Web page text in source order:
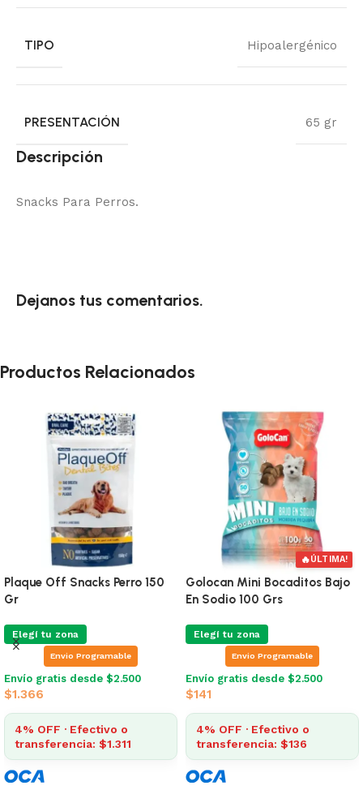
TIPO Hipoalergénico
PRESENTACIÓN 65 gr
Descripción
Snacks Para Perros.
Dejanos tus comentarios.
Productos Relacionados
Plaque Off Snacks Perro 150
Gr
Elegí tu zona
Envio Programable
Envío gratis desde $2.500
$1.366
4% OFF · Efectivo o
transferencia: $1.311
🔥ÚLTIMA!
Golocan Mini Bocaditos Bajo
En Sodio 100 Grs
Elegí tu zona
Envio Programable
Envío gratis desde $2.500
$141
4% OFF · Efectivo o
transferencia: $136